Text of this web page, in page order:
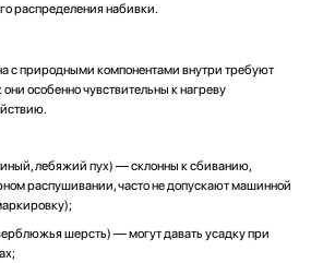
распределения набивки.
с природными компонентами внутри требуют
особенно чувствительны к нагреву
лебяжий пух) — склонны к сбиванию,
распушивании, часто не допускают машинной
шерсть) — могут давать усадку при